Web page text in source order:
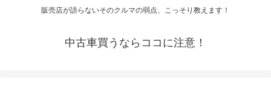
販売店が語らないそのクルマの弱点、こっそり教えます！
中古車買うならココに注意！